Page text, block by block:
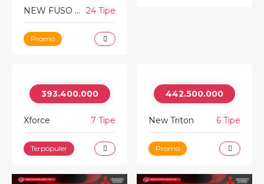
NEW FUSO FIGHTER 24 Tipe
Promo
393.400.000
Xforce 7 Tipe
Terpopuler
442.500.000
New Triton 6 Tipe
Promo